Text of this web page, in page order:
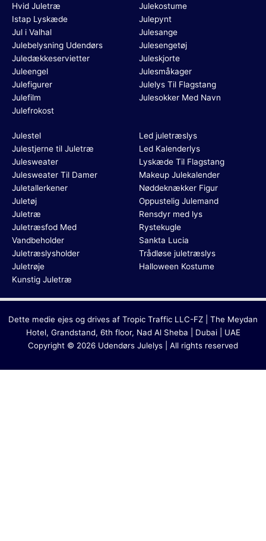
Hvid Juletræ
Istap Lyskæde
Jul i Valhal
Julebelysning Udendørs
Juledækkeservietter
Juleengel
Julefigurer
Julefilm
Julefrokost
Julekostume
Julepynt
Julesange
Julesengetøj
Juleskjorte
Julesmåkager
Julelys Til Flagstang
Julesokker Med Navn
Julestel
Julestjerne til Juletræ
Julesweater
Julesweater Til Damer
Juletallerkener
Juletøj
Juletræ
Juletræsfod Med
Vandbeholder
Juletræslysholder
Juletrøje
Kunstig Juletræ
Led juletræslys
Led Kalenderlys
Lyskæde Til Flagstang
Makeup Julekalender
Nøddeknækker Figur
Oppustelig Julemand
Rensdyr med lys
Rystekugle
Sankta Lucia
Trådløse juletræslys
Halloween Kostume
Dette medie ejes og drives af Tropic Traffic LLC-FZ | The Meydan
Hotel, Grandstand, 6th floor, Nad Al Sheba | Dubai | UAE
Copyright © 2026 Udendørs Julelys | All rights reserved